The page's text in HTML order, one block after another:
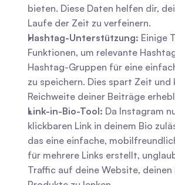
bieten. Diese Daten helfen dir,
Laufe der Zeit zu verfeinern.
Hashtag-Unterstützung: Einige
Funktionen, um relevante
Hashtag-Gruppen für eine
zu speichern. Dies spart Zeit und
Reichweite deiner Beiträge
Link-in-Bio-Tool: Da Instagram
klickbaren Link in deinem Bio
das eine einfache,
für mehrere Links erstellt,
Traffic auf deine Website,